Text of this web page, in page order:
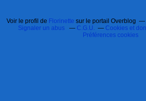
Voir le profil de Florinette sur le portail Overblog
Signaler un abus
C.G.U.
Cookies et
Préférences cookies